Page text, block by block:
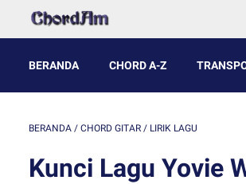
BERANDA CHORD A-Z
BERANDA / CHORD GITAR / LIRIK LAGU
Kunci Lagu Yovie